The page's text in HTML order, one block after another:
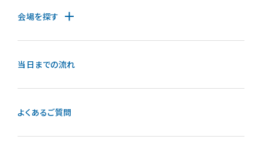
会場を探す
当日までの流れ
よくあるご質問